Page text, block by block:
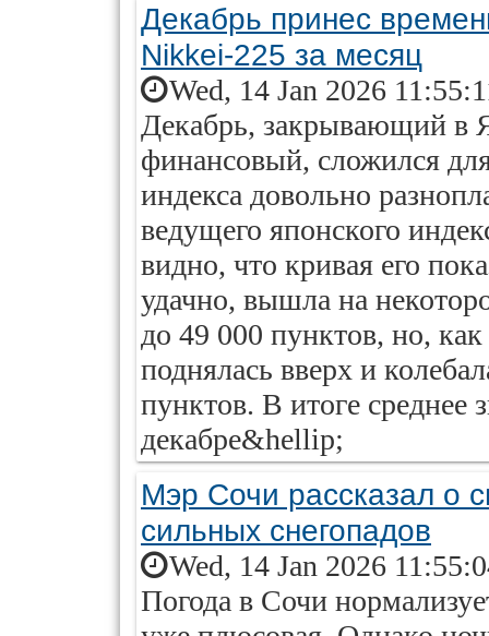
Декабрь принес
Nikkei-225 за месяц
Wed, 14 Jan 2026
Декабрь, закрывающий в
финансовый, сложился
индекса довольно
ведущего японского
видно, что кривая его
удачно, вышла на
до 49 000 пунктов, но,
поднялась вверх и
пунктов. В итоге среднее
декабре&hellip;
Мэр Сочи рассказал о
сильных снегопадов
Wed, 14 Jan 2026
Погода в Сочи